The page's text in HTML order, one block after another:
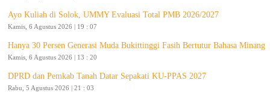
Ayo Kuliah di Solok, UMMY Evaluasi Total PMB 2026/2027
Kamis, 6 Agustus 2026 | 19 : 07
Hanya 30 Persen Generasi Muda Bukittinggi Fasih Bertutur Bahasa Minang
Kamis, 6 Agustus 2026 | 13 : 20
DPRD dan Pemkab Tanah Datar Sepakati KU-PPAS 2027
Rabu, 5 Agustus 2026 | 21 : 03